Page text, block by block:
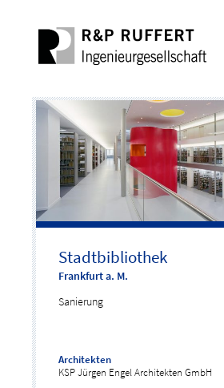
Stadtbibliothek
Frankfurt a. M.
Sanierung
Architekten
KSP Jürgen Engel Architekten GmbH